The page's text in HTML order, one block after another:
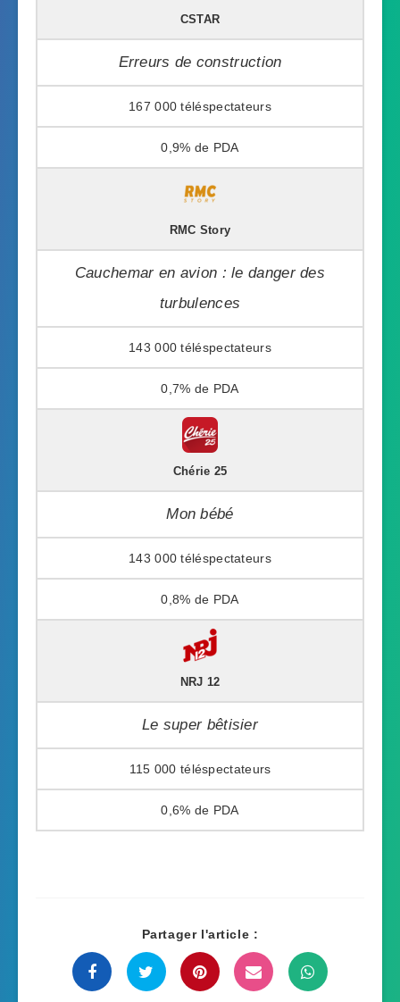
CSTAR
Erreurs de construction
167 000
0,9%
RMC Story
Cauchemar en avion : le danger des
turbulences
143 000
0,7%
Chérie 25
Mon bébé
143 000
0,8%
NRJ 12
Le super bêtisier
115 000
0,6%
Partager l'article :